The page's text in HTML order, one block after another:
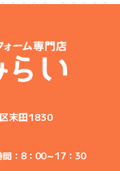
末田1830
間：8：00～17：30